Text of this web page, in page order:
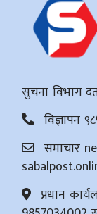
सुचना विभाग
विज्ञापन
समाचार
प्रधान